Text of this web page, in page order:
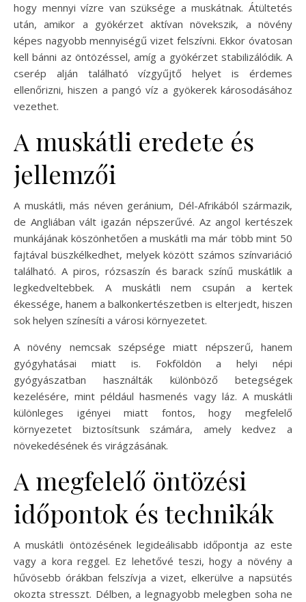
hogy mennyi vízre van szüksége a muskátnak. Átültetés
után, amikor a gyökérzet aktívan növekszik, a növény
képes nagyobb mennyiségű vizet felszívni. Ekkor óvatosan
kell bánni az öntözéssel, amíg a gyökérzet stabilizálódik. A
cserép alján található vízgyűjtő helyet is érdemes
ellenőrizni, hiszen a pangó víz a gyökerek károsodásához
vezethet.
A muskátli eredete és
jellemzői
A muskátli, más néven geránium, Dél-Afrikából származik,
de Angliában vált igazán népszerűvé. Az angol kertészek
munkájának köszönhetően a muskátli ma már több mint 50
fajtával büszkélkedhet, melyek között számos színvariáció
található. A piros, rózsaszín és barack színű muskátlik a
legkedveltebbek. A muskátli nem csupán a kertek
ékessége, hanem a balkonkertészetben is elterjedt, hiszen
sok helyen színesíti a városi környezetet.
A növény nemcsak szépsége miatt népszerű, hanem
gyógyhatásai miatt is. Fokföldön a helyi népi
gyógyászatban használták különböző betegségek
kezelésére, mint például hasmenés vagy láz. A muskátli
különleges igényei miatt fontos, hogy megfelelő
környezetet biztosítsunk számára, amely kedvez a
növekedésének és virágzásának.
A megfelelő öntözési
időpontok és technikák
A muskátli öntözésének legideálisabb időpontja az este
vagy a kora reggel. Ez lehetővé teszi, hogy a növény a
hűvösebb órákban felszívja a vizet, elkerülve a napsütés
okozta stresszt. Délben, a legnagyobb melegben soha ne